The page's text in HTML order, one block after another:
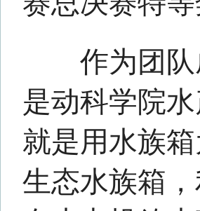
的展示和创业的经
殖专业只有两个
这个专业的志同
长学姐因为能力优
入的同学会继续将
梦怡文/摄通讯员曹